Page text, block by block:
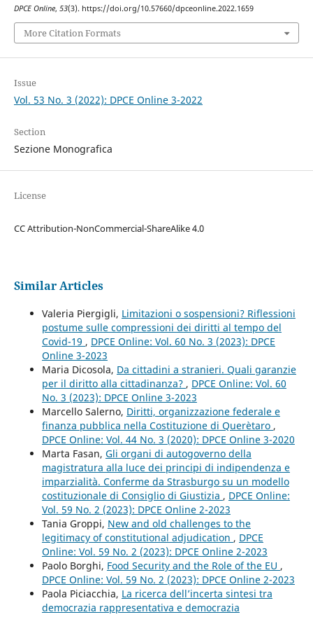
DPCE Online, 53(3). https://doi.org/10.57660/dpceonline.2022.1659
More Citation Formats
Issue
Vol. 53 No. 3 (2022): DPCE Online 3-2022
Section
Sezione Monografica
License
CC Attribution-NonCommercial-ShareAlike 4.0
Similar Articles
Valeria Piergigli, Limitazioni o sospensioni? Riflessioni
postume sulle compressioni dei diritti al tempo del
Covid-19 , DPCE Online: Vol. 60 No. 3 (2023): DPCE
Online 3-2023
Maria Dicosola, Da cittadini a stranieri. Quali garanzie
per il diritto alla cittadinanza? , DPCE Online: Vol. 60
No. 3 (2023): DPCE Online 3-2023
Marcello Salerno, Diritti, organizzazione federale e
finanza pubblica nella Costituzione di Querètaro ,
DPCE Online: Vol. 44 No. 3 (2020): DPCE Online 3-2020
Marta Fasan, Gli organi di autogoverno della
magistratura alla luce dei principi di indipendenza e
imparzialità. Conferme da Strasburgo su un modello
costituzionale di Consiglio di Giustizia , DPCE Online:
Vol. 59 No. 2 (2023): DPCE Online 2-2023
Tania Groppi, New and old challenges to the
legitimacy of constitutional adjudication , DPCE
Online: Vol. 59 No. 2 (2023): DPCE Online 2-2023
Paolo Borghi, Food Security and the Role of the EU ,
DPCE Online: Vol. 59 No. 2 (2023): DPCE Online 2-2023
Paola Piciacchia, La ricerca dell’incerta sintesi tra
democrazia rappresentativa e democrazia